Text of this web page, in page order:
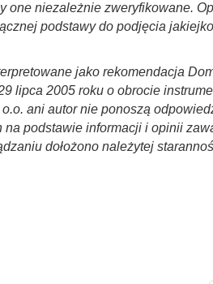
one niezależnie zweryfikowane.
podstawy do podjęcia
jako rekomendacja
lipca 2005 roku o obrocie
ani autor nie ponoszą
podstawie informacji i opinii
dołożono należytej